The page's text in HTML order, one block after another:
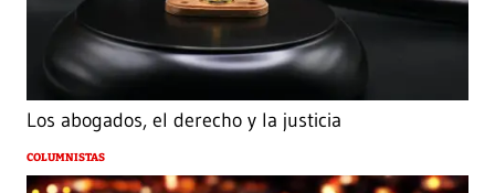
Los abogados, el derecho y la justicia
COLUMNISTAS